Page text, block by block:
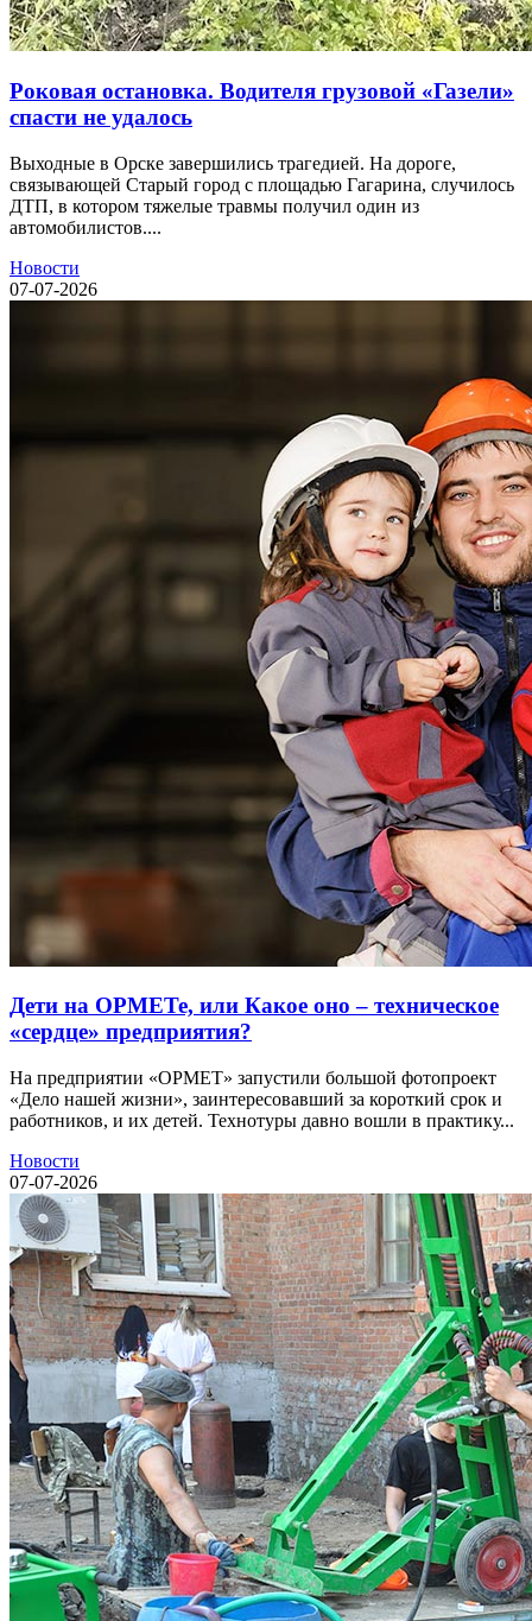
Роковая остановка. Водителя грузовой «Газели»
спасти не удалось
Выходные в Орске завершились трагедией. На дороге,
связывающей Старый город с площадью Гагарина, случилось
ДТП, в котором тяжелые травмы получил один из
автомобилистов....
Новости
07-07-2026
Дети на ОРМЕТе, или Какое оно – техническое
«сердце» предприятия?
На предприятии «ОРМЕТ» запустили большой фотопроект
«Дело нашей жизни», заинтересовавший за короткий срок и
работников, и их детей. Технотуры давно вошли в практику...
Новости
07-07-2026